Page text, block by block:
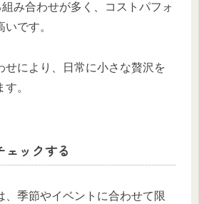
み合わせが多く、コストパフォ
です。
せにより、日常に小さな贅沢を
。
ェックする
、季節やイベントに合わせて限